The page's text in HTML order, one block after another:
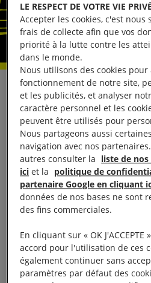
Demandez
pour Unecebo
Mboteni,
Unecebo
garçon âgé de
chute dans les
fosse de sa
Afrique du Sud.
LE RESPECT DE VOTRE VIE
Accepter les cookies, c'est
frais de collecte afin que vos
priorité à la lutte contre les
dans le monde.
Nous utilisons des cookies
fonctionnement de notre site,
et les publicités, et analyser
caractère personnel et les
peuvent être utilisés pour
Nous partageons aussi
navigation avec nos
autres consulter la liste de
ici et la politique de
partenaire Google en cliquant
données de nos bases ne sont
des fins commerciales.
En cliquant sur « OK
accord pour l'utilisation de ces
également continuer sans
paramètres par défaut des